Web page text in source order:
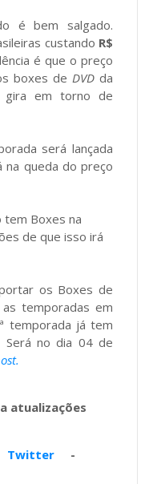
é bem salgado.
custando R$
é que o preço
boxes de DVD da
gira em torno de
será lançada
na queda do preço
tem Boxes na
de que isso irá
os Boxes de
temporadas em
temporada já tem
Será no dia 04 de
atualizações
Twitter-